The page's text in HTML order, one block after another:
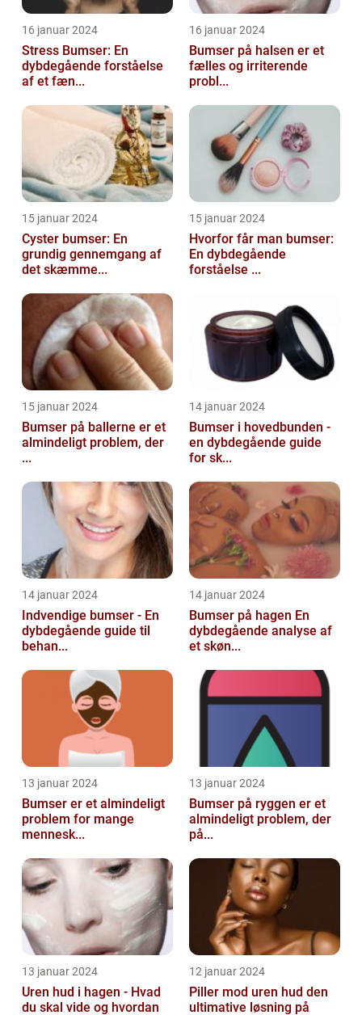
16 januar 2024
Stress Bumser: En
dybdegående forståelse
af et fæn...
16 januar 2024
Bumser på halsen er et
fælles og irriterende
probl...
15 januar 2024
Cyster bumser: En
grundig gennemgang af
det skæmme...
15 januar 2024
Hvorfor får man bumser:
En dybdegående
forståelse ...
15 januar 2024
Bumser på ballerne er et
almindeligt problem, der
...
14 januar 2024
Bumser i hovedbunden -
en dybdegående guide
for sk...
14 januar 2024
Indvendige bumser - En
dybdegående guide til
behan...
14 januar 2024
Bumser på hagen En
dybdegående analyse af
et skøn...
13 januar 2024
Bumser er et almindeligt
problem for mange
mennesk...
13 januar 2024
Bumser på ryggen er et
almindeligt problem, der
på...
13 januar 2024
Uren hud i hagen - Hvad
du skal vide og hvordan
12 januar 2024
Piller mod uren hud den
ultimative løsning på